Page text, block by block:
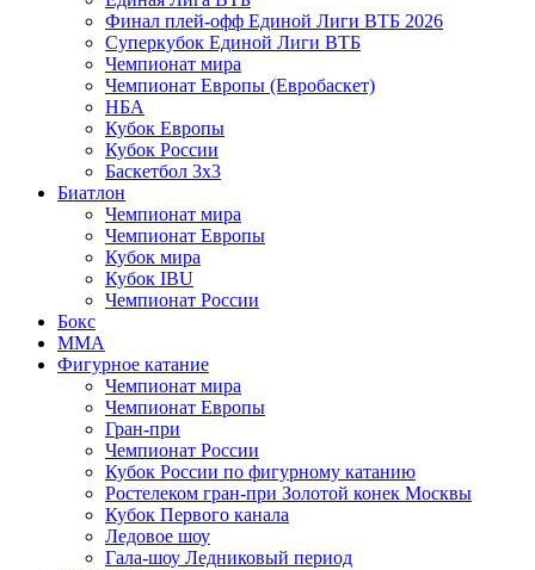
Финал плей-офф Единой Лиги ВТБ 2026
Суперкубок Единой Лиги ВТБ
Чемпионат мира
Чемпионат Европы (Евробаскет)
НБА
Кубок Европы
Кубок России
Баскетбол 3х3
Биатлон
Чемпионат мира
Чемпионат Европы
Кубок мира
Кубок IBU
Чемпионат России
Бокс
MMA
Фигурное катание
Чемпионат мира
Чемпионат Европы
Гран-при
Чемпионат России
Кубок России по фигурному катанию
Ростелеком гран-при Золотой конек Москвы
Кубок Первого канала
Ледовое шоу
Гала-шоу Ледниковый период